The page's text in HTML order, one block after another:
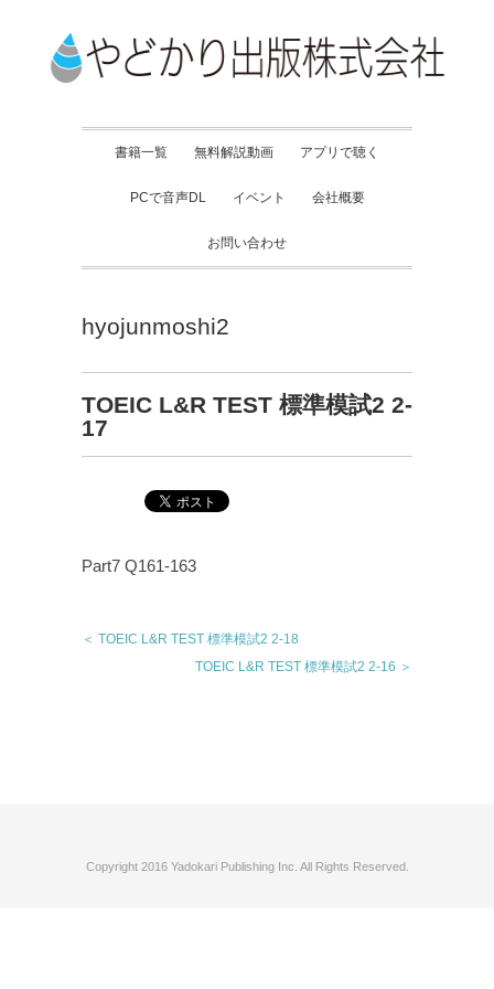
書籍一覧 無料解説動画 アプリで聴く
PCで音声DL イベント 会社概要
お問い合わせ
hyojunmoshi2
TOEIC L&R TEST 標準模試2 2-
17
Part7 Q161-163
＜ TOEIC L&R TEST 標準模試2 2-18
TOEIC L&R TEST 標準模試2 2-16 ＞
Copyright 2016 Yadokari Publishing Inc. All Rights Reserved.